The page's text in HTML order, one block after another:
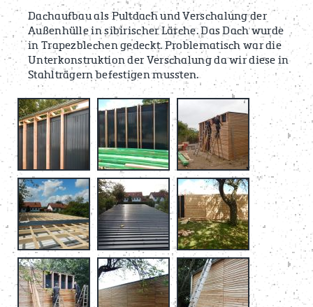
Dachaufbau als Pultdach und Verschalung der
Außenhülle in sibirischer Lärche. Das Dach wurde
in Trapezblechen gedeckt. Problematisch war die
Unterkonstruktion der Verschalung da wir diese in
Stahlträgern befestigen mussten.